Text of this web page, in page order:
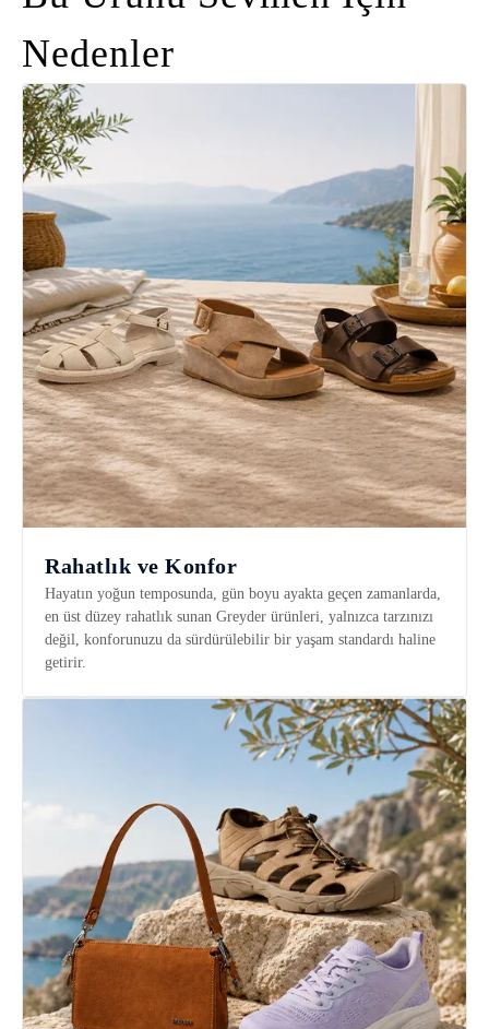
Nedenler
Rahatlık ve Konfor
Hayatın yoğun temposunda, gün boyu ayakta geçen zamanlarda,
en üst düzey rahatlık sunan Greyder ürünleri, yalnızca tarzınızı
değil, konforunuzu da sürdürülebilir bir yaşam standardı haline
getirir.